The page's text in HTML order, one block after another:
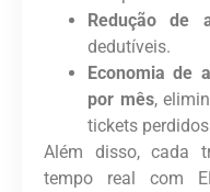
Redução de
dedutíveis.
Economia de
por mês,
tickets
Além disso, cada
tempo real com